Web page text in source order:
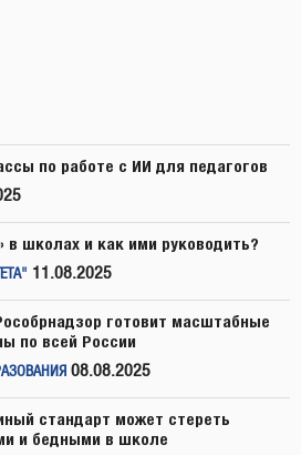
по работе с ИИ для педагогов
в школах и как ими руководить?
11.08.2025
готовит масштабные
по всей России
08.08.2025
стандарт может стереть
и бедными в школе